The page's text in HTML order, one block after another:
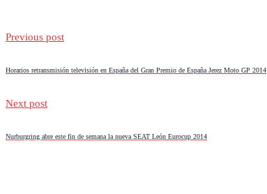
Previous post
Horarios retransmisión televisión en España del Gran Premio de España Jerez Moto GP 2014
Next post
Nurburgring abre este fin de semana la nueva SEAT León Eurocup 2014